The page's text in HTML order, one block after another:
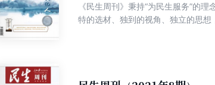
《民生周刊》秉持“为民生服务”的
特的选材、独到的视角、独立的思